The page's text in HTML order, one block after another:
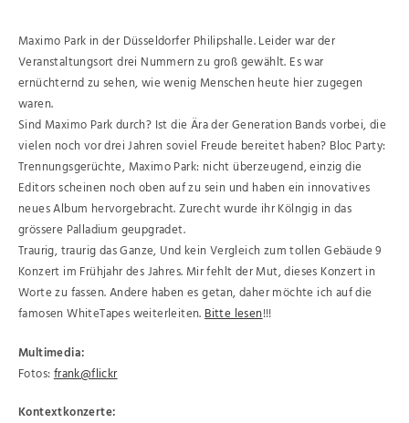
Maximo Park in der Düsseldorfer Philipshalle. Leider war der
Veranstaltungsort drei Nummern zu groß gewählt. Es war
ernüchternd zu sehen, wie wenig Menschen heute hier zugegen
waren.
Sind Maximo Park durch? Ist die Ära der Generation Bands vorbei, die
vielen noch vor drei Jahren soviel Freude bereitet haben? Bloc Party:
Trennungsgerüchte, Maximo Park: nicht überzeugend, einzig die
Editors scheinen noch oben auf zu sein und haben ein innovatives
neues Album hervorgebracht. Zurecht wurde ihr Kölngig in das
grössere Palladium geupgradet.
Traurig, traurig das Ganze, Und kein Vergleich zum tollen Gebäude 9
Konzert im Frühjahr des Jahres. Mir fehlt der Mut, dieses Konzert in
Worte zu fassen. Andere haben es getan, daher möchte ich auf die
famosen WhiteTapes weiterleiten.Bitte lesen!!!
Multimedia:
Fotos:frank@flickr
Kontextkonzerte: